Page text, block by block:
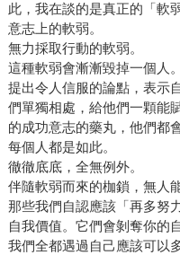
此，我在談的是真正的「軟
意志上的軟弱。
無力採取行動的軟弱。
這種軟弱會漸漸毀掉一個人
提出令人信服的論點，表示
們單獨相處，給他們一顆能
的成功意志的藥丸，他們都
每個人都是如此。
徹徹底底，全無例外。
伴隨軟弱而來的枷鎖，無人
那些我們自認應該「再多努
自我價值。它們會剝奪你的
我們全都遇過自己應該可以